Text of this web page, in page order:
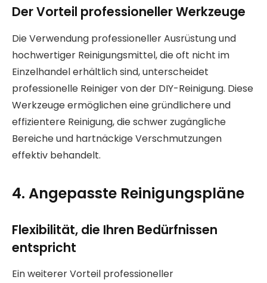
Der Vorteil professioneller Werkzeuge
Die Verwendung professioneller Ausrüstung und
hochwertiger Reinigungsmittel, die oft nicht im
Einzelhandel erhältlich sind, unterscheidet
professionelle Reiniger von der DIY-Reinigung. Diese
Werkzeuge ermöglichen eine gründlichere und
effizientere Reinigung, die schwer zugängliche
Bereiche und hartnäckige Verschmutzungen
effektiv behandelt.
4. Angepasste Reinigungspläne
Flexibilität, die Ihren Bedürfnissen
entspricht
Ein weiterer Vorteil professioneller